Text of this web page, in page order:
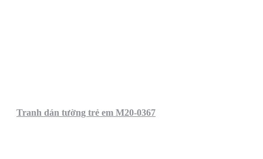
Tranh dán tường trẻ em M20-0367